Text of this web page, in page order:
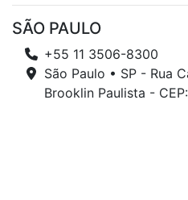
SÃO PAULO
+55 11 3506-8300
São Paulo • SP - Rua
Brooklin Paulista -